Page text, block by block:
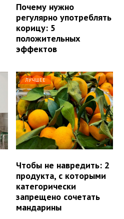
Почему нужно
регулярно употреблять
корицу: 5
положительных
эффектов
ЛУЧШЕЕ
Чтобы не навредить: 2
продукта, с которыми
категорически
запрещено сочетать
мандарины